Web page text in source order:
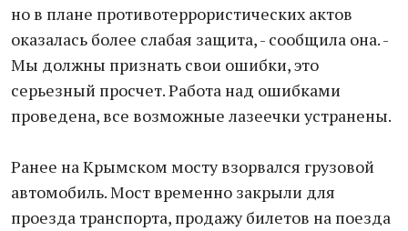
но в плане противотеррористических актов
оказалась более слабая защита, - сообщила она. -
Мы должны признать свои ошибки, это
серьезный просчет. Работа над ошибками
проведена, все возможные лазеечки устранены.
Ранее на Крымском мосту взорвался грузовой
автомобиль. Мост временно закрыли для
проезда транспорта, продажу билетов на поезда